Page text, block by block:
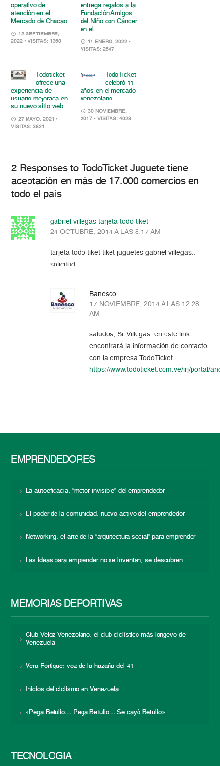
operativo de
atención en el
Mercado de Chacao
12 SEPTIEMBRE,
2022 • VISITAS: 1360
entrega regalos a la
Fundación Amigos
del Niño con Cáncer
en el...
11 ENERO, 2022 •
VISITAS: 2547
Todoticket
ofrece una
experiencia de
usuario mejorada en
su nuevo sitio web
27 MAYO, 2021 •
VISITAS: 3821
TodoTicket
celebró 11
años en el mercado
venezolano
30 NOVIEMBRE,
2017 • VISITAS: 4023
2 Responses to TodoTicket Juguete tiene
aceptación en más de 17.000 comercios en
todo el país
gabriel villegas tarjeta todo tiket
24 OCTUBRE, 2014 A LAS 8:17 AM
tarjeta todo tiket tiket juguetes gabriel villegas..
solicitud
Banesco
17 NOVIEMBRE, 2014 A LAS 12:28
AM
saludos, Sr Villegas. en este link
encontrará la información de contacto
con la empresa TodoTicket
https://www.todoticket.com.ve/irj/portal/
EMPRENDEDORES
La autoeficacia: “motor invisible” del emprendedor
El poder de la comunidad: nuevo activo del emprendedor
Networking: el arte de la “arquitectura social” para emprender
Las ideas para emprender no se inventan, se descubren
MEMORIAS DEPORTIVAS
Club Veloz Venezolano: el club ciclístico más longevo de
Venezuela
Vera Fortique: voz de la hazaña del 41
Inicios del ciclismo en Venezuela
«Pega Betulio… Pega Betulio… Se cayó Betulio»
TECNOLOGÍA